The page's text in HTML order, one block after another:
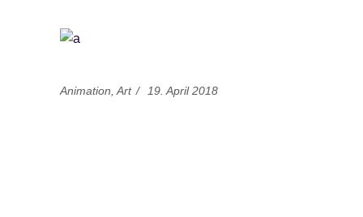
Animation Art 19. April 2018